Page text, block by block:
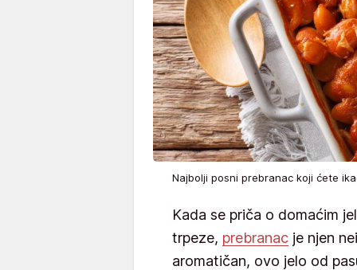
Najbolji posni prebranac koji ćete
Kada se priča o domaćim
trpeze, prebranac je njen
aromatičan, ovo jelo od